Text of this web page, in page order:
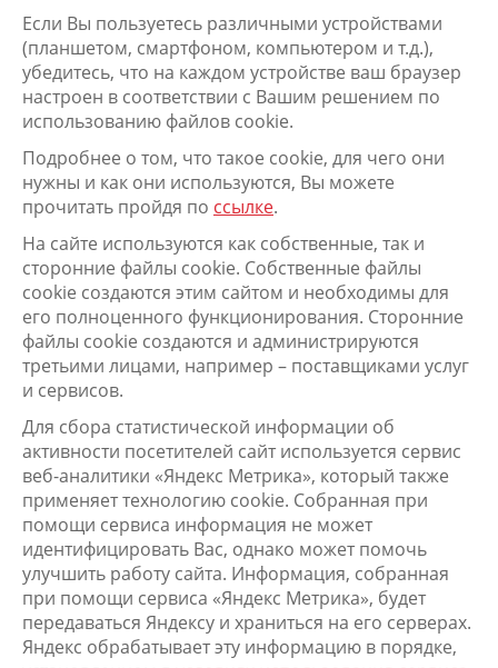
Если Вы пользуетесь различными устройствами
(планшетом, смартфоном, компьютером и т.д.),
убедитесь, что на каждом устройстве ваш браузер
настроен в соответствии с Вашим решением по
использованию файлов cookie.
Подробнее о том, что такое cookie, для чего они
нужны и как они используются, Вы можете
прочитать пройдя по ссылке.
На сайте используются как собственные, так и
сторонние файлы cookie. Собственные файлы
cookie создаются этим сайтом и необходимы для
его полноценного функционирования. Сторонние
файлы cookie создаются и администрируются
третьими лицами, например – поставщиками услуг
и сервисов.
Для сбора статистической информации об
активности посетителей сайт используется сервис
веб-аналитики «Яндекс Метрика», который также
применяет технологию cookie. Собранная при
помощи сервиса информация не может
идентифицировать Вас, однако может помочь
улучшить работу сайта. Информация, собранная
при помощи сервиса «Яндекс Метрика», будет
передаваться Яндексу и храниться на его серверах.
Яндекс обрабатывает эту информацию в порядке,